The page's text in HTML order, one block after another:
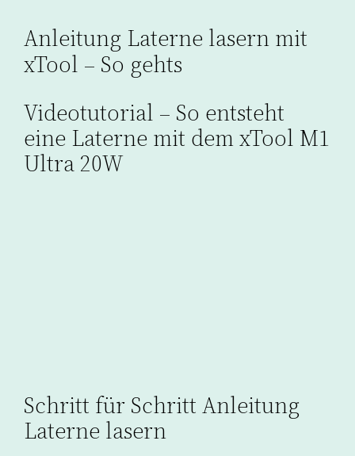
Anleitung Laterne lasern mit
xTool – So gehts
Videotutorial – So entsteht
eine Laterne mit dem xTool M1
Ultra 20W
Schritt für Schritt Anleitung
Laterne lasern